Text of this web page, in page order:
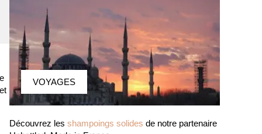
VOYAGES
Découvrez les shampoings solides de notre partenaire